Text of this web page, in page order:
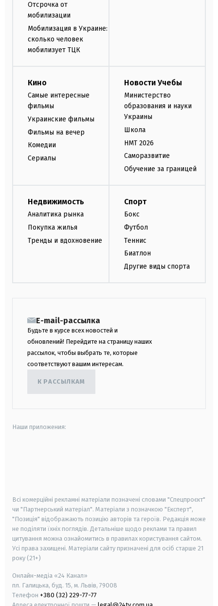
Отсрочка от
мобилизации
Мобилизация в Украине:
сколько человек
мобилизует ТЦК
Кино
Самые интересные
фильмы
Украинские фильмы
Фильмы на вечер
Комедии
Сериалы
Новости Учебы
Министерство
образования и науки
Украины
Школа
НМТ 2026
Саморазвитие
Обучение за границей
Недвижимость
Аналитика рынка
Покупка жилья
Тренды и вдохновение
Спорт
Бокс
Футбол
Теннис
Биатлон
Другие виды спорта
E-mail-рассылка
Будьте в курсе всех новостей и
обновлений! Перейдите на страницу наших
рассылок, чтобы выбрать те, которые
соответствуют вашим интересам.
К РАССЫЛКАМ
Наши приложения:
Всі комерційні рекламні матеріали позначені словами "Спецпроєкт"
чи "Партнерський матеріал". Матеріали з позначкою "Експерт",
"Позиція" відображають позицію авторів та героїв. Редакція може
не поділяти їхніх поглядів. Детальніше щодо реклами та правил
цитування можна ознайомитись в правилах користування сайтом.
Усі права захищені. Матеріали сайту призначені для осіб старше 21
року (21+)
Онлайн-медіа «24 Канал»
пл. Галицька, буд. 15, м. Львів, 79008
Телефон +380 (32) 229-77-77